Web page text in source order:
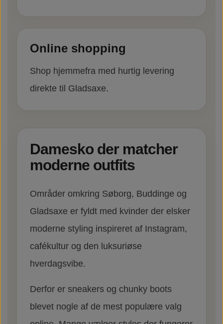
Online shopping
Shop hjemmefra med hurtig levering
direkte til Gladsaxe.
Damesko der matcher
moderne outfits
Områder omkring Søborg, Buddinge og
Gladsaxe er fyldt med kvinder der elsker
moderne styling inspireret af Instagram,
cafékultur og den luksuriøse
hverdagsvibe.
Derfor er sneakers og chunky boots
blevet nogle af de mest populære valg